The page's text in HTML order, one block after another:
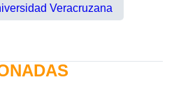
Veracruzana